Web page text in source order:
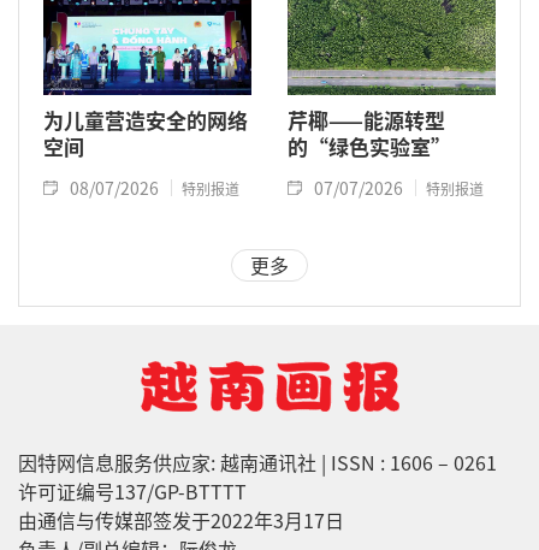
为儿童营造安全的网络
空间
08/07/2026 特别报道
芹椰——能源转型
的“绿色实验室”
07/07/2026 特别报道
更多
因特网信息服务供应家: 越南通讯社 | ISSN : 1606 – 0261
许可证编号137/GP-BTTTT
由通信与传媒部签发于2022年3月17日